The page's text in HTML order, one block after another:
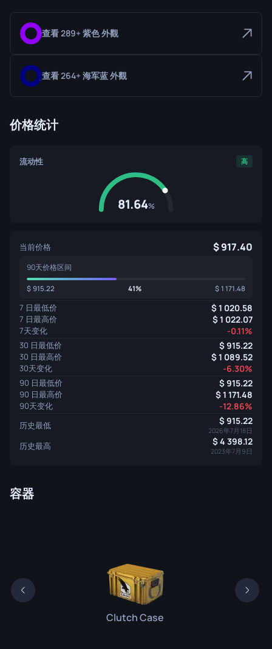
查看 289+ 紫色 外觀
查看 264+ 海军蓝 外觀
价格统计
流动性 高
81.64%
当前价格 917.40
90天价格区间
915.22 41% 1 171.48
7 日最低价 1 020.58
7 日最高价 1 022.07
7天变化 -0.11%
30 日最低价 915.22
30 日最高价 1 089.52
30天变化 -6.30%
90 日最低价 915.22
90 日最高价 1 171.48
90天变化 -12.86%
历史最低 915.22
2026年7月18日
历史最高 4 398.12
2023年7月9日
容器
Clutch Case